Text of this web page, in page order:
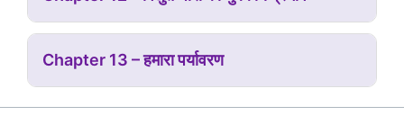
Chapter 13 – हमारा पर्यावरण